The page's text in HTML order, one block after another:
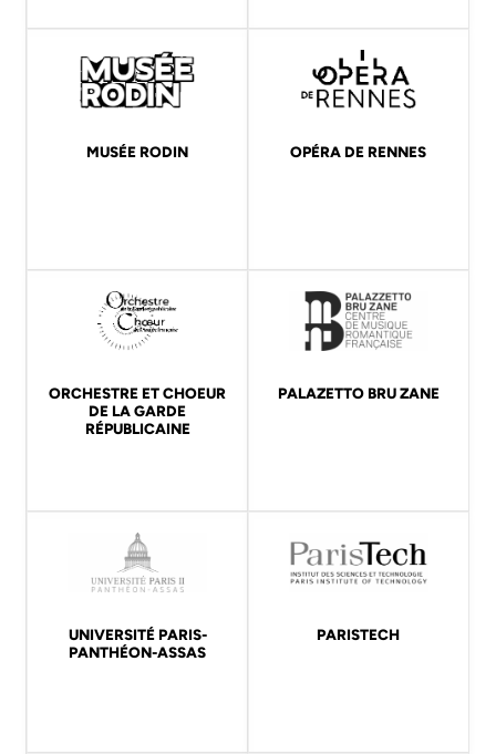
MUSÉE RODIN OPÉRA DE RENNES
ORCHESTRE ET CHOEUR
DE LA GARDE
RÉPUBLICAINE
PALAZETTO BRU ZANE
UNIVERSITÉ PARIS-
PANTHÉON-ASSAS
PARISTECH